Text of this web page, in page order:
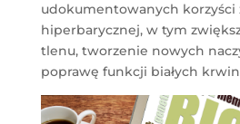
udokumentowanych korzyści
hiperbarycznej, w tym
tlenu, tworzenie nowych
poprawę funkcji białych